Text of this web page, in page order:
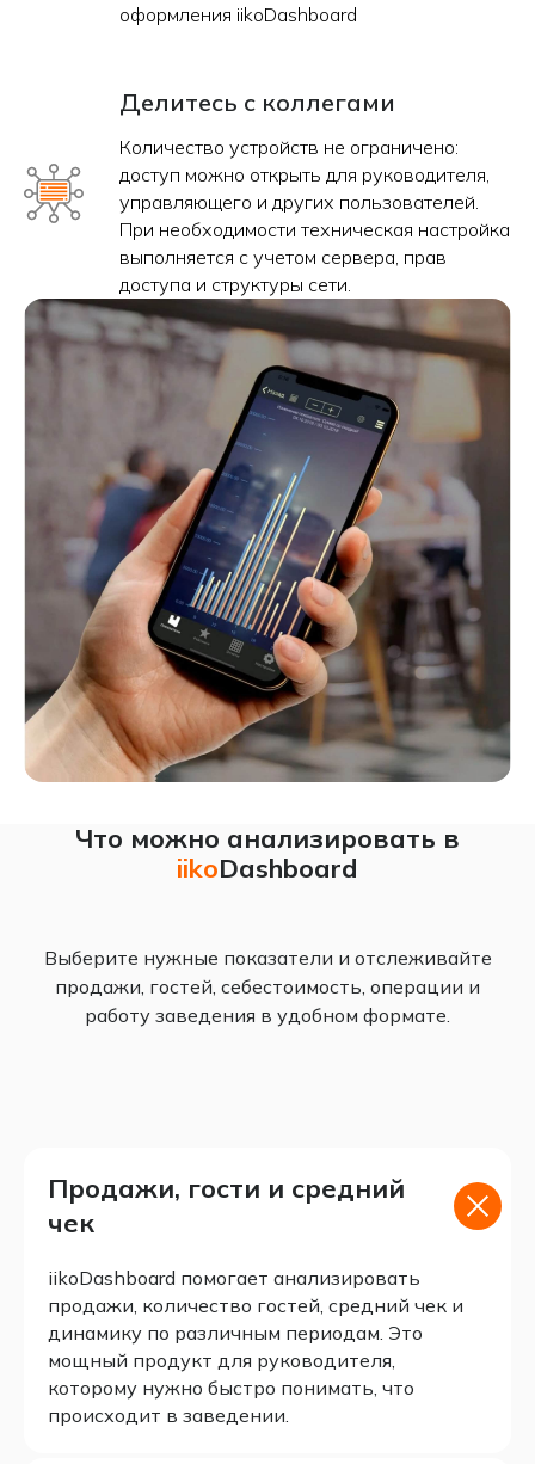
оформления iikoDashboard
Делитесь с коллегами
Количество устройств не ограничено:
доступ можно открыть для руководителя,
управляющего и других пользователей.
При необходимости техническая настройка
выполняется с учетом сервера, прав
доступа и структуры сети.
Что можно анализировать в
iikoDashboard
Выберите нужные показатели и отслеживайте
продажи, гостей, себестоимость, операции и
работу заведения в удобном формате.
Продажи, гости и средний
чек
iikoDashboard помогает анализировать
продажи, количество гостей, средний чек и
динамику по различным периодам. Это
мощный продукт для руководителя,
которому нужно быстро понимать, что
происходит в заведении.